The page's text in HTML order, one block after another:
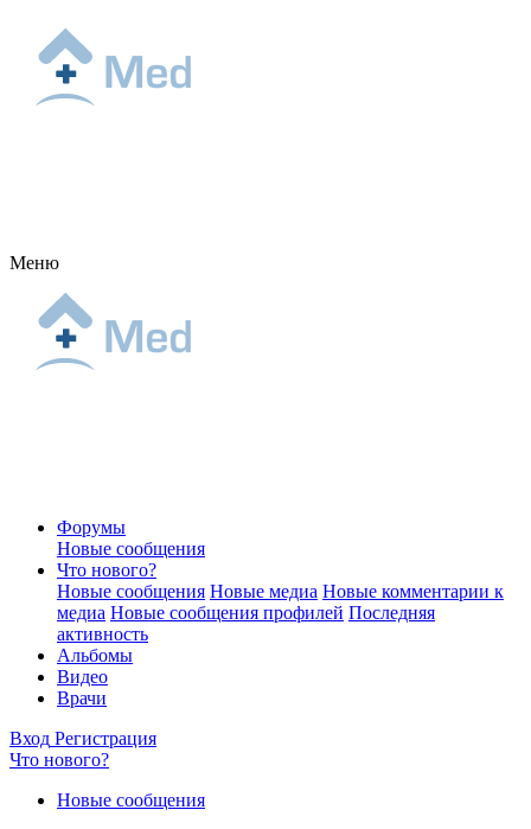
Меню
Форумы
Новые сообщения
Что нового?
Новые сообщения Новые медиа Новые комментарии к
медиа Новые сообщения профилей Последняя
активность
Альбомы
Видео
Врачи
Вход Регистрация
Что нового?
Новые сообщения